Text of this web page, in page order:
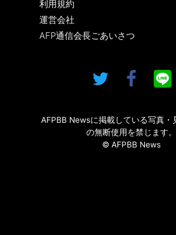
利用規約
運営会社
AFP通信会長ごあいさつ
AFPBB Newsに掲載している写真・
の無断使用を禁じます。
© AFPBB News